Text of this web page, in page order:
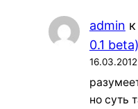
admin к
0.1 beta)
16.03.2012
но суть